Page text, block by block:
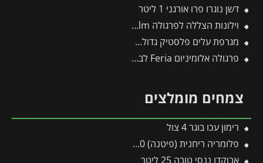
דשן נוגרו פרו אורגני 1 ליטר
וילונות הצללה לפרגולה 3.4X8.1 Stockholm מבית פלרם – Canopia
מגרפת עלים פלסטיק גדולה לכלים מתחלפים פיסקארס
פרגולה אלומיניום Feria לבנה 3X10.4 מבית פלרם – Canopia
צמחים מומלצים
רימון עכו בוגר 4 צול
פלומריה ריחנית (פיטנה) 50 ליטר
אבוקדו ננסי טובה 25 ליטר